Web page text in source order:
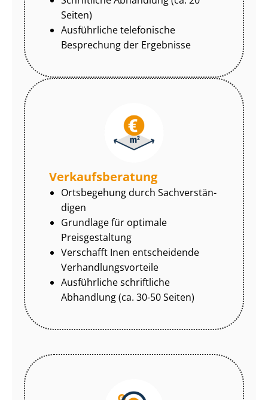
Seiten)
Ausführliche telefonische
Besprechung der Ergebnisse
Ver­kaufs­be­ra­tung
Ortsbegehung durch Sach­ver­stän­
di­gen
Grundlage für optimale
Preisgestaltung
Verschafft Inen entscheidende
Ver­hand­lungs­vor­tei­le
Ausführliche schriftliche
Abhandlung (ca. 30-50 Seiten)